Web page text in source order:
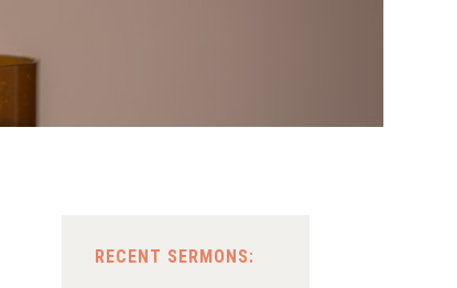
RECENT SERMONS: